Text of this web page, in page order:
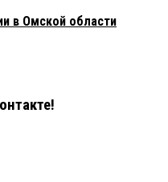
в Омской области